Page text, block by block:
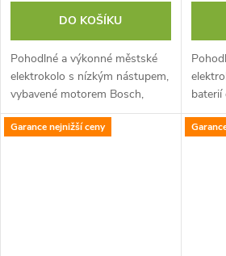
DO KOŠÍKU
Pohodlné a výkonné městské
elektrokolo s nízkým nástupem,
vybavené motorem Bosch,
baterií o kapacitě 500 Wh a
5rychlostní nábojem Shimano
baterií
Nexus
Garance nejnižší ceny